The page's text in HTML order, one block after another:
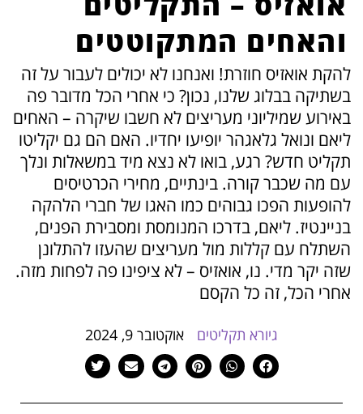
spellcheck גופן קריא
brightness_high ניגודיות בהירה
brightness_low ניגודיות כהה
format_underlined הוסף קו תחתון לקישורים
font_download סמן קישורים
לאפס
את
כל
האפשרויות
cached
והאחים המתקוטטים
להקת אואזיס חוזרת! ואנחנו לא יכולים לעבור על זה
בשתיקה בבלוג שלנו, נכון? כי אחרי הכל מדובר פה
באירוע שמיליוני מעריצים לא חשבו שיקרה – האחים
ליאם ונואל גלאגהר יופיעו יחדיו. האם הם גם יקליטו
תקליט חדש? רגע, בואו לא נצא מיד במשאלות ונלך
עם מה שכבר קורה. בינתיים, מחירי הכרטיסים
להופעות הפכו גבוהים כמו האגו של חברי הלהקה
בניינטיז. ליאם, בדרכו המנומסת ומסבירת הפנים,
השתלח עם קללות מול מעריצים שהעזו להתלונן
שזה יקר מדי. נו, אואזיס – לא ציפינו פה לפחות מזה.
אחרי הכל, זה כל הקסם
גיורא תקליטים אוקטובר 9, 2024